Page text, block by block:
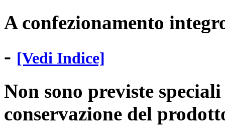
A confezionamento
- [Vedi Indice]
Non sono previste
conservazione del